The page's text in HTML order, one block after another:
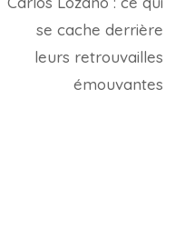
se cache derrière
leurs retrouvailles
émouvantes